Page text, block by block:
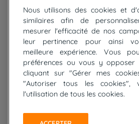
Top
circuits
Tour du lac de Constance à vélo
Cyclades : Amorgos et Naxos
Randonnée aux Bardenas Reales
De Collioure à Cadaquès à pied
Découverte des trésors de Madère
Rando Réunion en douceur
Trek sur Tenerife
Nous utilisons des cookies et
similaires afin de
mesurer l'efficacité de nos
leur pertinence pour ainsi
meilleure expérience. Vous
préférences ou vous y
cliquant sur "Gérer mes
"Autoriser tous les cookies",
l'utilisation de tous les cookies.